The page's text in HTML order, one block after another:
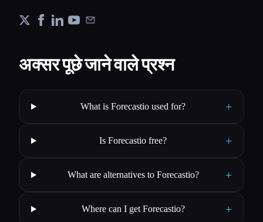
अक्सर पूछे जाने वाले प्रश्न
What is Forecastio used for? +
Is Forecastio free? +
What are alternatives to Forecastio? +
Where can I get Forecastio? +